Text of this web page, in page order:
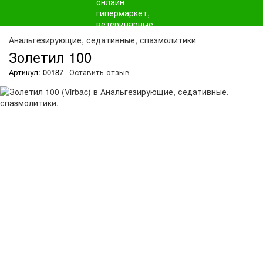
Анальгезирующие, седативные, спазмолитики
Золетил 100
Артикул: 00187 Оставить отзыв